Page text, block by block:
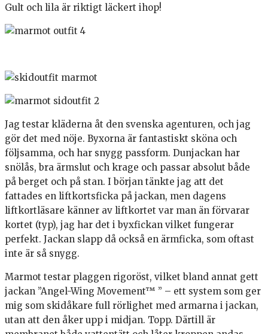
Gult och lila är riktigt läckert ihop!
Jag testar kläderna åt den svenska agenturen, och jag
gör det med nöje. Byxorna är fantastiskt sköna och
följsamma, och har snygg passform. Dunjackan har
snölås, bra ärmslut och krage och passar absolut både
på berget och på stan. I början tänkte jag att det
fattades en liftkortsficka på jackan, men dagens
liftkortläsare känner av liftkortet var man än förvarar
kortet (typ), jag har det i byxfickan vilket fungerar
perfekt. Jackan slapp då också en ärmficka, som oftast
inte är så snygg.
Marmot testar plaggen rigoröst, vilket bland annat gett
jackan ”Angel-Wing Movement™ ” – ett system som ger
mig som skidåkare full rörlighet med armarna i jackan,
utan att den åker upp i midjan. Topp. Därtill är